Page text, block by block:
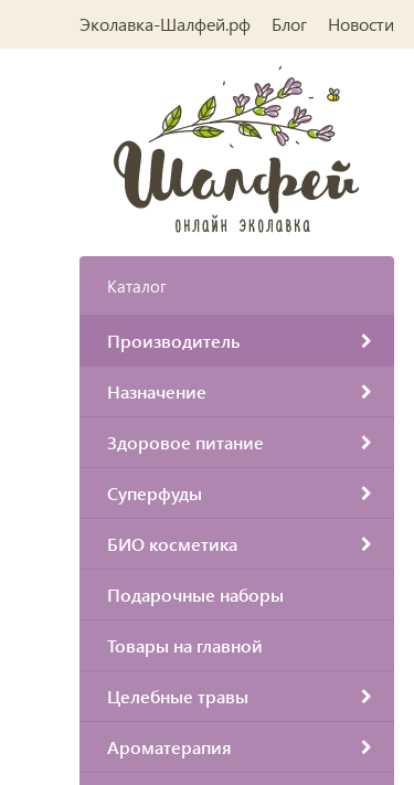
Эколавка-Шалфей.рф Блог Новости
Каталог
Производитель
Назначение
Здоровое питание
Суперфуды
БИО косметика
Подарочные наборы
Товары на главной
Целебные травы
Ароматерапия